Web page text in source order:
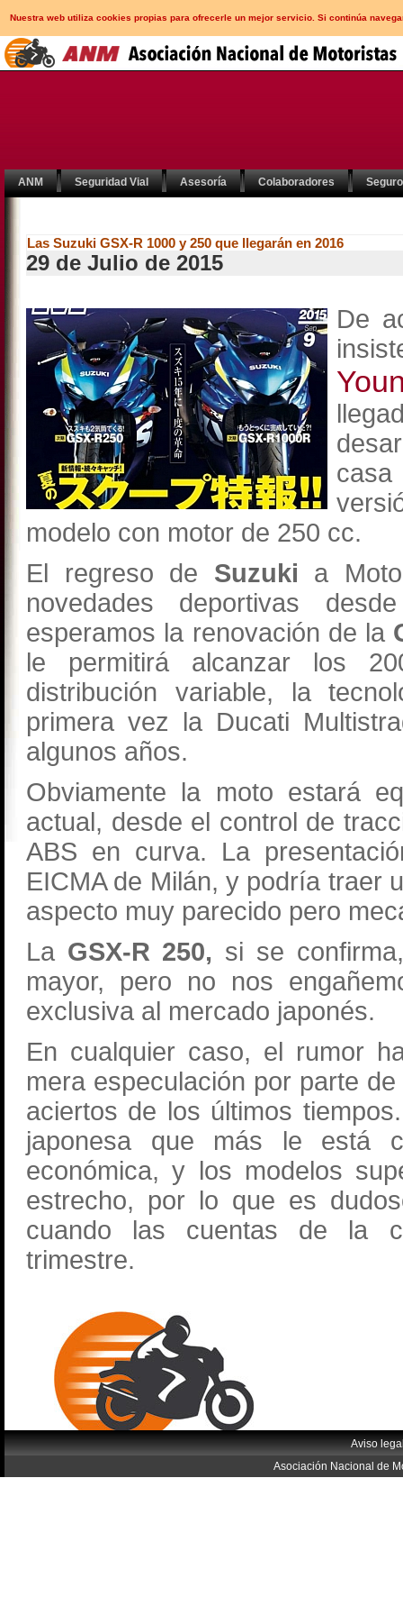
Nuestra web utiliza cookies propias para ofrecerle un mejor servicio. Si continúa
ANM Seguridad Vial Asesoría Colaboradores
Las Suzuki GSX-R 1000 y 250 que llegarán en 2016
29 de Julio de 2015
De
modelo con motor de 250 cc.
El regreso de Suzuki a
novedades deportivas
esperamos la renovación de la
le permitirá alcanzar los
distribución variable, la
primera vez la Ducati
algunos años.
Obviamente la moto estará
actual, desde el control de
ABS en curva. La
EICMA de Milán, y podría traer
aspecto muy parecido pero
La GSX-R 250, si se
mayor, pero no nos
exclusiva al mercado japonés.
En cualquier caso, el rumor
mera especulación por parte
aciertos de los últimos
japonesa que más le está
económica, y los modelos
estrecho, por lo que es
cuando las cuentas de la
trimestre.
Aviso
Asociación Nacional de